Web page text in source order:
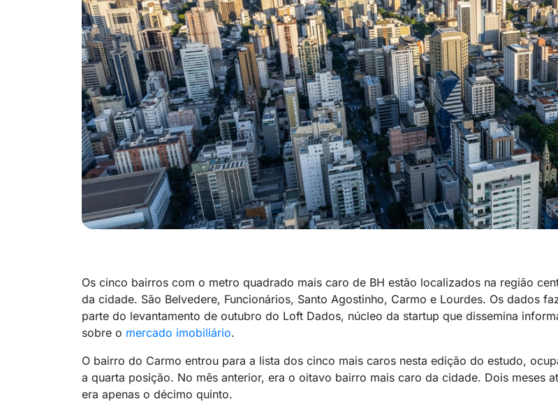
Os cinco bairros com o metro quadrado mais caro de BH estão localizados na região
da cidade. São Belvedere, Funcionários, Santo Agostinho, Carmo e Lourdes. Os dados
parte do levantamento de outubro do Loft Dados, núcleo da startup que dissemina
sobre o mercado imobiliário.
O bairro do Carmo entrou para a lista dos cinco mais caros nesta edição do estudo,
a quarta posição. No mês anterior, era o oitavo bairro mais caro da cidade. Dois meses
era apenas o décimo quinto.